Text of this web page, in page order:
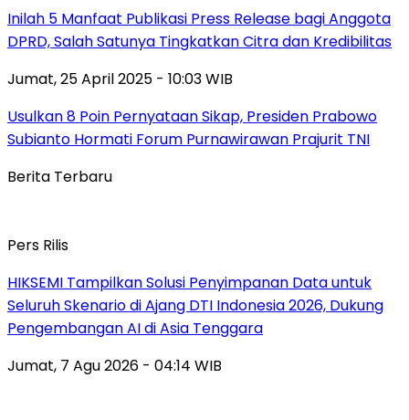
Inilah 5 Manfaat Publikasi Press Release bagi Anggota
DPRD, Salah Satunya Tingkatkan Citra dan Kredibilitas
Jumat, 25 April 2025 - 10:03 WIB
Usulkan 8 Poin Pernyataan Sikap, Presiden Prabowo
Subianto Hormati Forum Purnawirawan Prajurit TNI
Berita Terbaru
Pers Rilis
HIKSEMI Tampilkan Solusi Penyimpanan Data untuk
Seluruh Skenario di Ajang DTI Indonesia 2026, Dukung
Pengembangan AI di Asia Tenggara
Jumat, 7 Agu 2026 - 04:14 WIB